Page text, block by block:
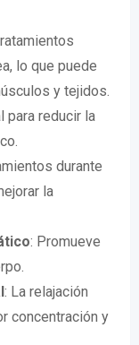
lo que puede
y tejidos.
para reducir la
durante
la
: Promueve
: La relajación
concentración y